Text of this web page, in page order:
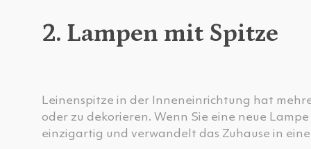
2. Lampen mit Spitze
Leinenspitze in der Inneneinrichtung hat
oder zu dekorieren. Wenn Sie eine neue
einzigartig und verwandelt das Zuhause in